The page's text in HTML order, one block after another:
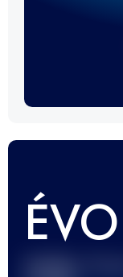
Meilleur Score